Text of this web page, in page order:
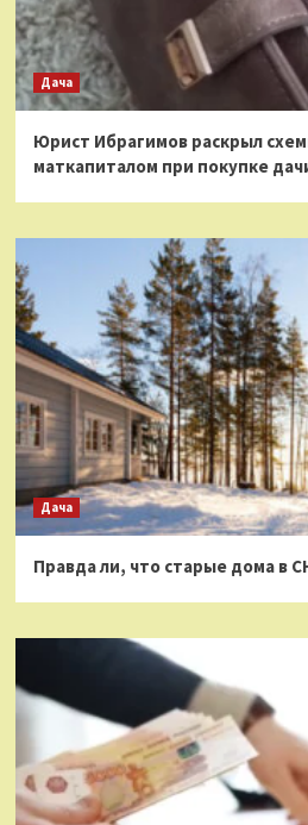
Дача
Юрист Ибрагимов раскрыл
маткапиталом при покупке
Дача
Правда ли, что старые дома в